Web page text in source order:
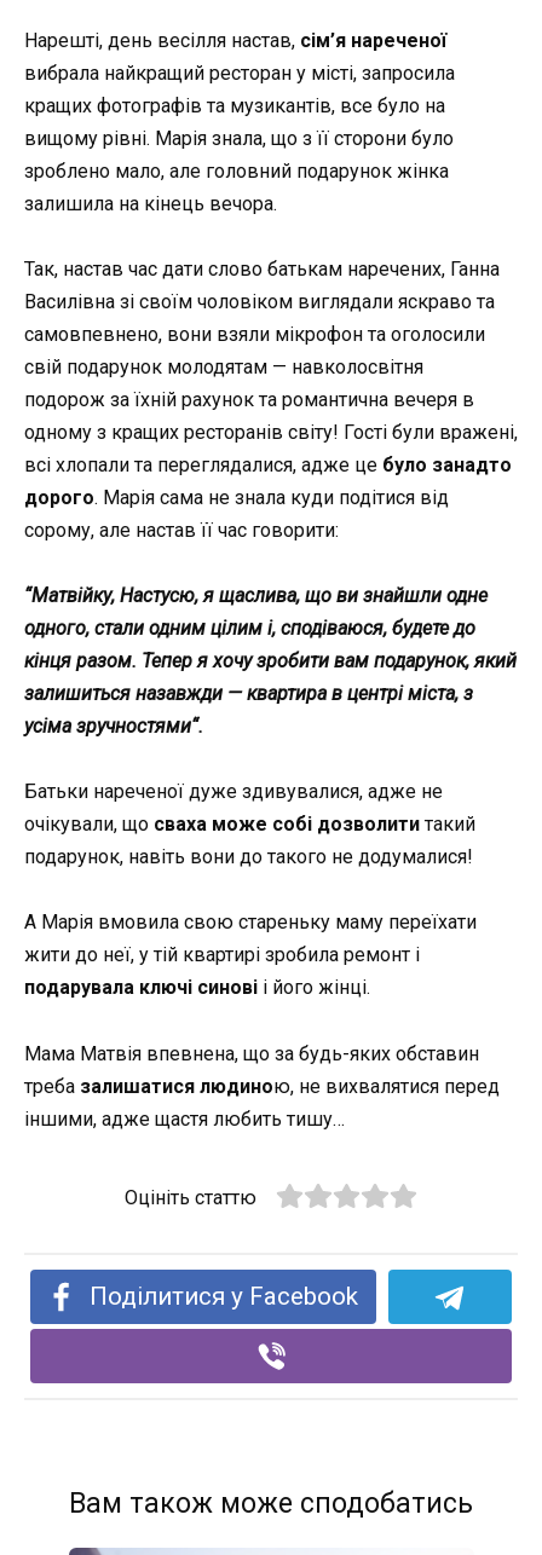
Нарешті, день весілля настав, сім’я нареченої
вибрала найкращий ресторан у місті, запросила
кращих фотографів та музикантів, все було на
вищому рівні. Марія знала, що з її сторони було
зроблено мало, але головний подарунок жінка
залишила на кінець вечора.
Так, настав час дати слово батькам наречених, Ганна
Василівна зі своїм чоловіком виглядали яскраво та
самовпевнено, вони взяли мікрофон та оголосили
свій подарунок молодятам — навколосвітня
подорож за їхній рахунок та романтична вечеря в
одному з кращих ресторанів світу! Гості були вражені,
всі хлопали та переглядалися, адже це було занадто
дорого. Марія сама не знала куди подітися від
сорому, але настав її час говорити:
“Матвійку, Настусю, я щаслива, що ви знайшли одне
одного, стали одним цілим і, сподіваюся, будете до
кінця разом. Тепер я хочу зробити вам подарунок, який
залишиться назавжди —квартира в центрі міста, з
усіма зручностями“.
Батьки нареченої дуже здивувалися, адже не
очікували, що сваха може собі дозволити такий
подарунок, навіть вони до такого не додумалися!
А Марія вмовила свою стареньку маму переїхати
жити до неї, у тій квартирі зробила ремонт і
подарувала ключі синові і його жінці.
Мама Матвія впевнена, що за будь-яких обставин
треба залишатися людиною, не вихвалятися перед
іншими, адже щастя любить тишу…
Оцініть статтю
Поділитися у Facebook
Вам також може сподобатись